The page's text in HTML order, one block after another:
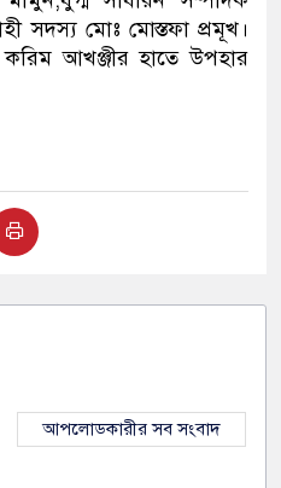
সদস্য মোঃ মোস্তফা প্রমূখ।
আখঞ্জীর হাতে উপহার
আপলোডকারীর সব সংবাদ